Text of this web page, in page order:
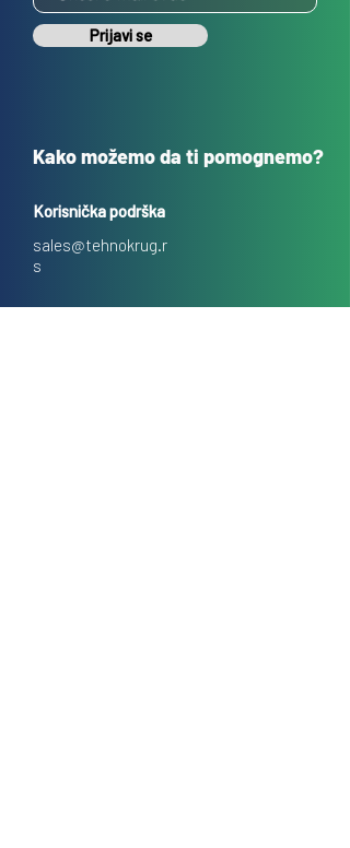
Prijavi se
Kako možemo da ti pomognemo?
Korisnička podrška
sales@tehnokrug.r
s